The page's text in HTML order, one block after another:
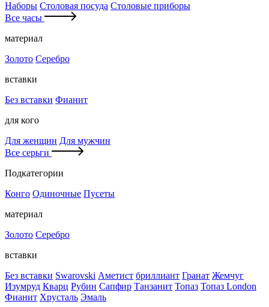
Наборы Столовая посуда Столовые приборы
Все часы
материал
Золото Серебро
вставки
Без вставки Фианит
для кого
Для женщин Для мужчин
Все серьги
Подкатегории
Конго Одиночные Пусеты
материал
Золото Серебро
вставки
Без вставки Swarovski Аметист бриллиант Гранат Жемчуг
Изумруд Кварц Рубин Сапфир Танзанит Топаз Топаз London
Фианит Хрусталь Эмаль